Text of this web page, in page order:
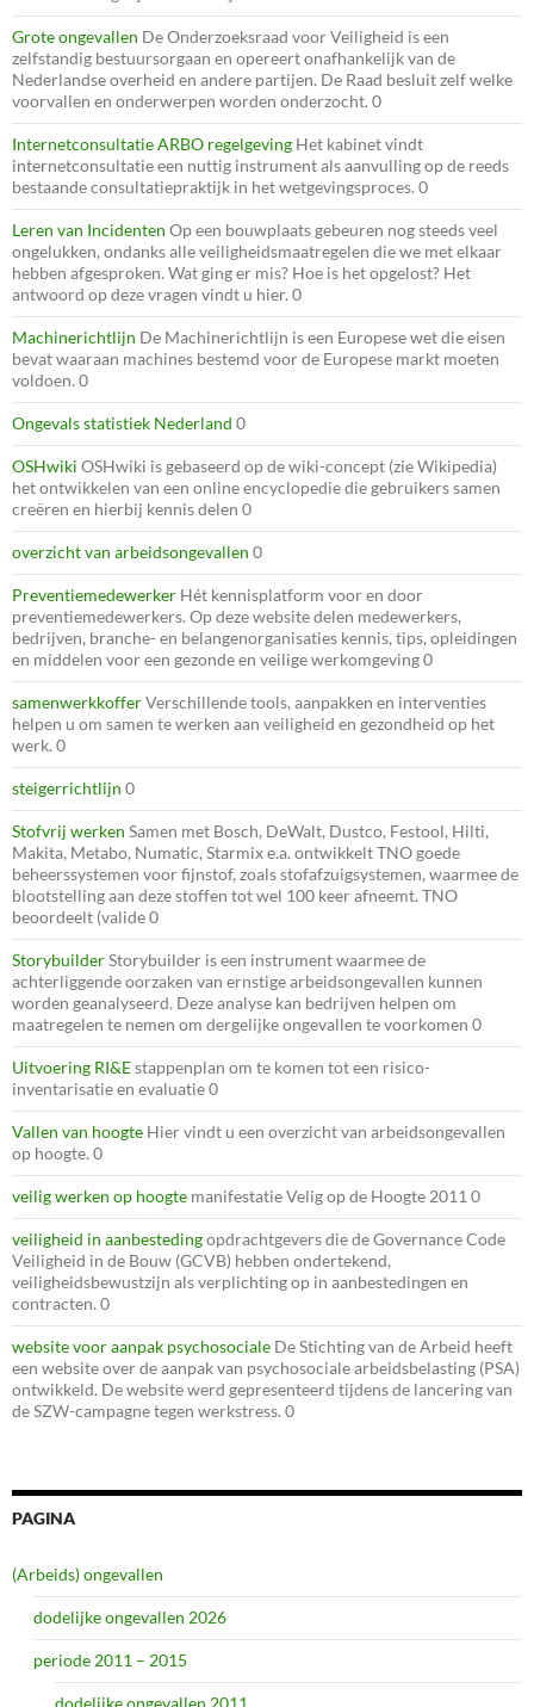
Grote ongevallen De Onderzoeksraad voor Veiligheid is een
zelfstandig bestuursorgaan en opereert onafhankelijk van de
Nederlandse overheid en andere partijen. De Raad besluit zelf welke
voorvallen en onderwerpen worden onderzocht. 0
Internetconsultatie ARBO regelgeving Het kabinet vindt
internetconsultatie een nuttig instrument als aanvulling op de reeds
bestaande consultatiepraktijk in het wetgevingsproces. 0
Leren van Incidenten Op een bouwplaats gebeuren nog steeds veel
ongelukken, ondanks alle veiligheidsmaatregelen die we met elkaar
hebben afgesproken. Wat ging er mis? Hoe is het opgelost? Het
antwoord op deze vragen vindt u hier. 0
Machinerichtlijn De Machinerichtlijn is een Europese wet die eisen
bevat waaraan machines bestemd voor de Europese markt moeten
voldoen. 0
Ongevals statistiek Nederland 0
OSHwiki OSHwiki is gebaseerd op de wiki-concept (zie Wikipedia)
het ontwikkelen van een online encyclopedie die gebruikers samen
creëren en hierbij kennis delen 0
overzicht van arbeidsongevallen 0
Preventiemedewerker Hét kennisplatform voor en door
preventiemedewerkers. Op deze website delen medewerkers,
bedrijven, branche- en belangenorganisaties kennis, tips, opleidingen
en middelen voor een gezonde en veilige werkomgeving 0
samenwerkkofferVerschillende tools, aanpakken en interventies
helpen u om samen te werken aan veiligheid en gezondheid op het
werk. 0
steigerrichtlijn 0
Stofvrij werken Samen met Bosch, DeWalt, Dustco, Festool, Hilti,
Makita, Metabo, Numatic, Starmix e.a. ontwikkelt TNO goede
beheerssystemen voor fijnstof, zoals stofafzuigsystemen, waarmee de
blootstelling aan deze stoffen tot wel 100 keer afneemt. TNO
beoordeelt (valide 0
StorybuilderStorybuilder is een instrument waarmee de
achterliggende oorzaken van ernstige arbeidsongevallen kunnen
worden geanalyseerd. Deze analyse kan bedrijven helpen om
maatregelen te nemen om dergelijke ongevallen te voorkomen 0
Uitvoering RI&Estappenplan om te komen tot een risico-
inventarisatie en evaluatie 0
Vallen van hoogte Hier vindt u een overzicht van arbeidsongevallen
op hoogte. 0
veilig werken op hoogte manifestatie Velig op de Hoogte 2011 0
veiligheid in aanbestedingopdrachtgevers die de Governance Code
Veiligheid in de Bouw (GCVB) hebben ondertekend,
veiligheidsbewustzijn als verplichting op in aanbestedingen en
contracten. 0
website voor aanpak psychosociale De Stichting van de Arbeid heeft
een website over de aanpak van psychosociale arbeidsbelasting (PSA)
ontwikkeld. De website werd gepresenteerd tijdens de lancering van
de SZW-campagne tegen werkstress. 0
PAGINA
(Arbeids) ongevallen
dodelijke ongevallen 2026
periode 2011 – 2015
dodelijke ongevallen 2011